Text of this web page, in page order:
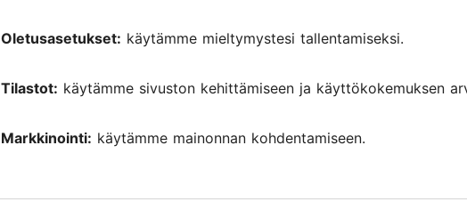
Oletusasetukset: käytämme mieltymystesi tallentamiseksi.
Tilastot: käytämme sivuston kehittämiseen ja käyttökokemuksen
Markkinointi: käytämme mainonnan kohdentamiseen.